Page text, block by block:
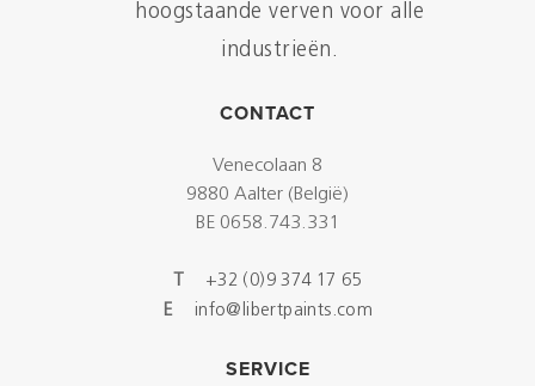
hoogstaande verven voor alle
industrieën.
CONTACT
Venecolaan 8
9880 Aalter (België)
BE 0658.743.331
+32 (0)9 374 17 65
E info@libertpaints.com
SERVICE